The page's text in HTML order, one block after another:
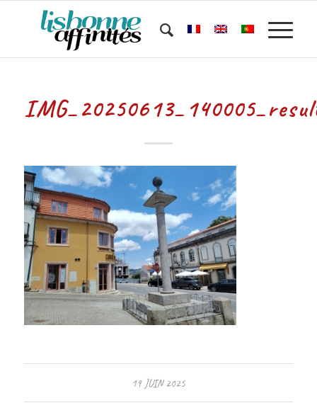
19 JUIN 2025